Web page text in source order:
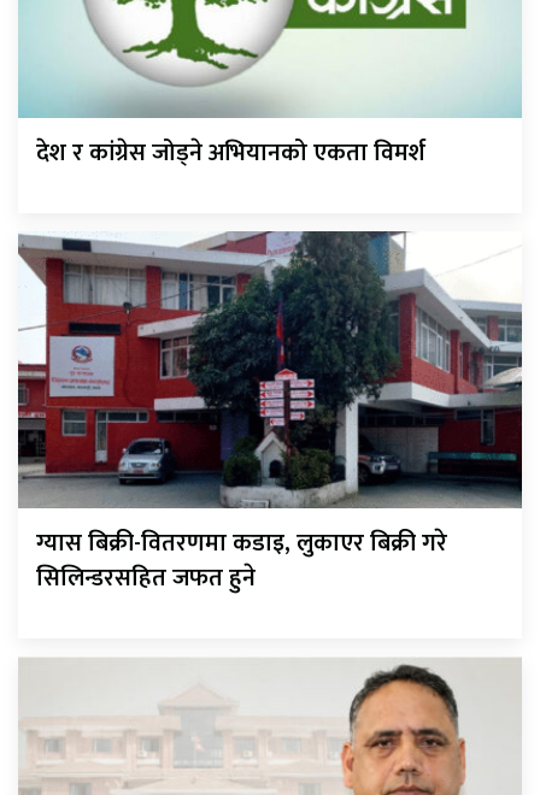
देश र कांग्रेस जोड्ने अभियानको एकता विमर्श
ग्यास बिक्री-वितरणमा कडाइ, लुकाएर बिक्री गरे
सिलिन्डरसहित जफत हुने